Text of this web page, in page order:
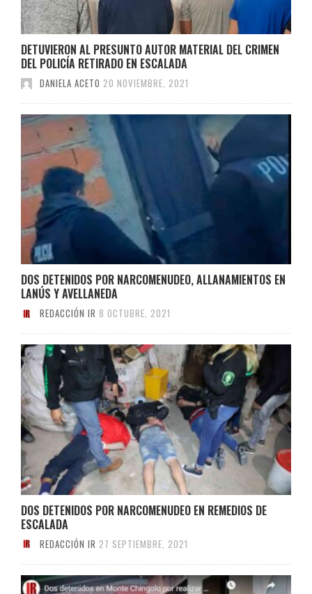
DETUVIERON AL PRESUNTO AUTOR MATERIAL DEL CRIMEN
DEL POLICÍA RETIRADO EN ESCALADA
DANIELA ACETO 20 NOVIEMBRE, 2021
DOS DETENIDOS POR NARCOMENUDEO, ALLANAMIENTOS EN
LANÚS Y AVELLANEDA
REDACCIÓN IR 8 OCTUBRE, 2021
DOS DETENIDOS POR NARCOMENUDEO EN REMEDIOS DE
ESCALADA
REDACCIÓN IR 27 SEPTIEMBRE, 2021